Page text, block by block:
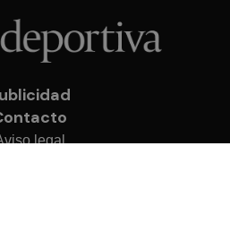
legal